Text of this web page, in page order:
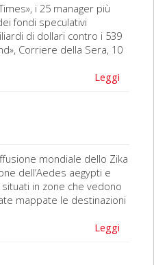
i 25 manager più
fondi speculativi
di dollari contro i 539
Corriere della Sera, 10
Leggi
mondiale dello Zika
dell’Aedes aegypti e
in zone che vedono
mappate le destinazioni
Leggi